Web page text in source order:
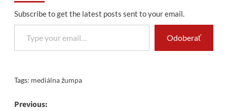
Subscribe to get the latest posts sent to your email.
Type your email…
Odoberať
Tags: mediálna žumpa
Post
Previous: